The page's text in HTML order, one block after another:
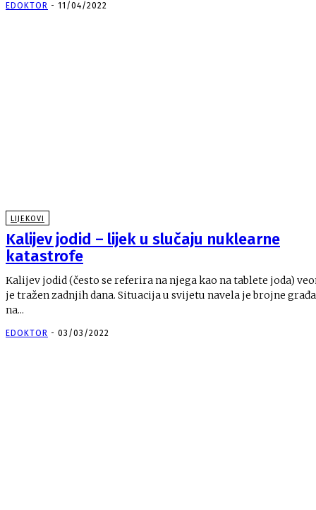
EDOKTOR - 11/04/2022
LIJEKOVI
Kalijev jodid – lijek u slučaju nuklearne
katastrofe
Kalijev jodid (često se referira na njega kao na tablete joda)
je tražen zadnjih dana. Situacija u svijetu navela je brojne
na...
EDOKTOR - 03/03/2022